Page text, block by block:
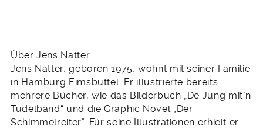
Über Jens Natter:
Jens Natter, geboren 1975, wohnt mit seiner Familie
in Hamburg Eimsbüttel. Er illustrierte bereits
mehrere Bücher, wie das Bilderbuch „De Jung mit`n
Tüdelband“ und die Graphic Novel „Der
Schimmelreiter“. Für seine Illustrationen erhielt er